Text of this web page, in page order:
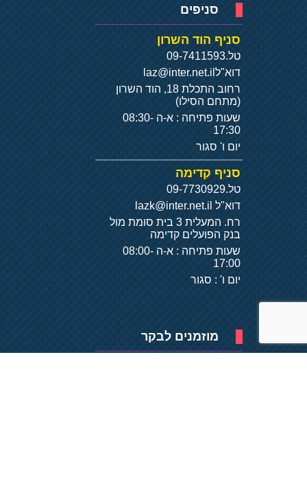
סניפים
סניף הוד השרון
טל.09-7411593
דוא"ל laz@inter.net.il
רחוב התכלת 18, הוד השרון
(מתחם הסילו)
שעות פתיחה : א-ה 08:30-
17:30
יום ו' סגור
סניף קדימה
טל.09-7730929
דוא"ל
רח. המעלית 3 בית סומת מול
בנק הפועלים קדימה
שעות פתיחה : א-ה 08:00-
17:00
יום ו' : סגור
מוזמנים לבקר